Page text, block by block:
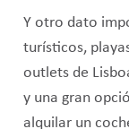
Y otro dato
turísticos,
outlets de
y una gran
alquilar un